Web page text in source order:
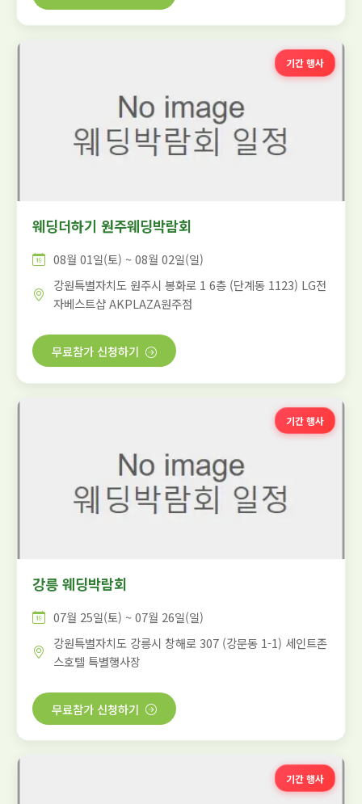
기간 행사
웨딩더하기 원주웨딩박람회
08월 01일(토) ~ 08월 02일(일)
강원특별자치도 원주시 봉화로 1 6층 (단계동 1123) LG전
자베스트샵 AKPLAZA원주점
무료참가 신청하기
기간 행사
강릉 웨딩박람회
07월 25일(토) ~ 07월 26일(일)
강원특별자치도 강릉시 창해로 307 (강문동 1-1) 세인트존
스호텔 특별행사장
무료참가 신청하기
기간 행사